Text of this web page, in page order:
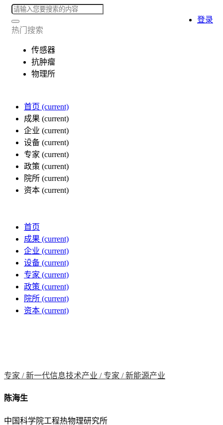
热门搜索
传感器
抗肿瘤
物理所
首页 (current)
成果 (current)
企业 (current)
设备 (current)
专家 (current)
政策 (current)
院所 (current)
资本 (current)
登录
首页
成果 (current)
企业 (current)
设备 (current)
专家 (current)
政策 (current)
院所 (current)
资本 (current)
专家 /新一代信息技术产业 / 专家 /新能源产业
陈海生
中国科学院工程热物理研究所